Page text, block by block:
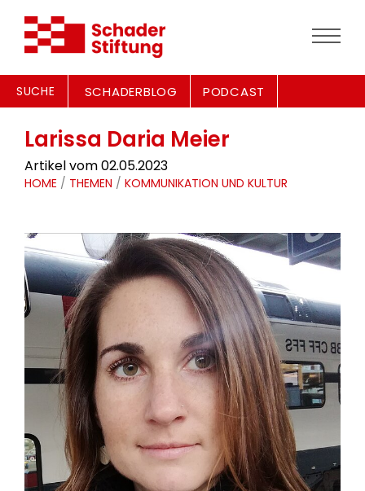
SUCHE SCHADERBLOG PODCAST
Larissa Daria Meier
Artikel vom 02.05.2023
HOME / THEMEN / KOMMUNIKATION UND KULTUR